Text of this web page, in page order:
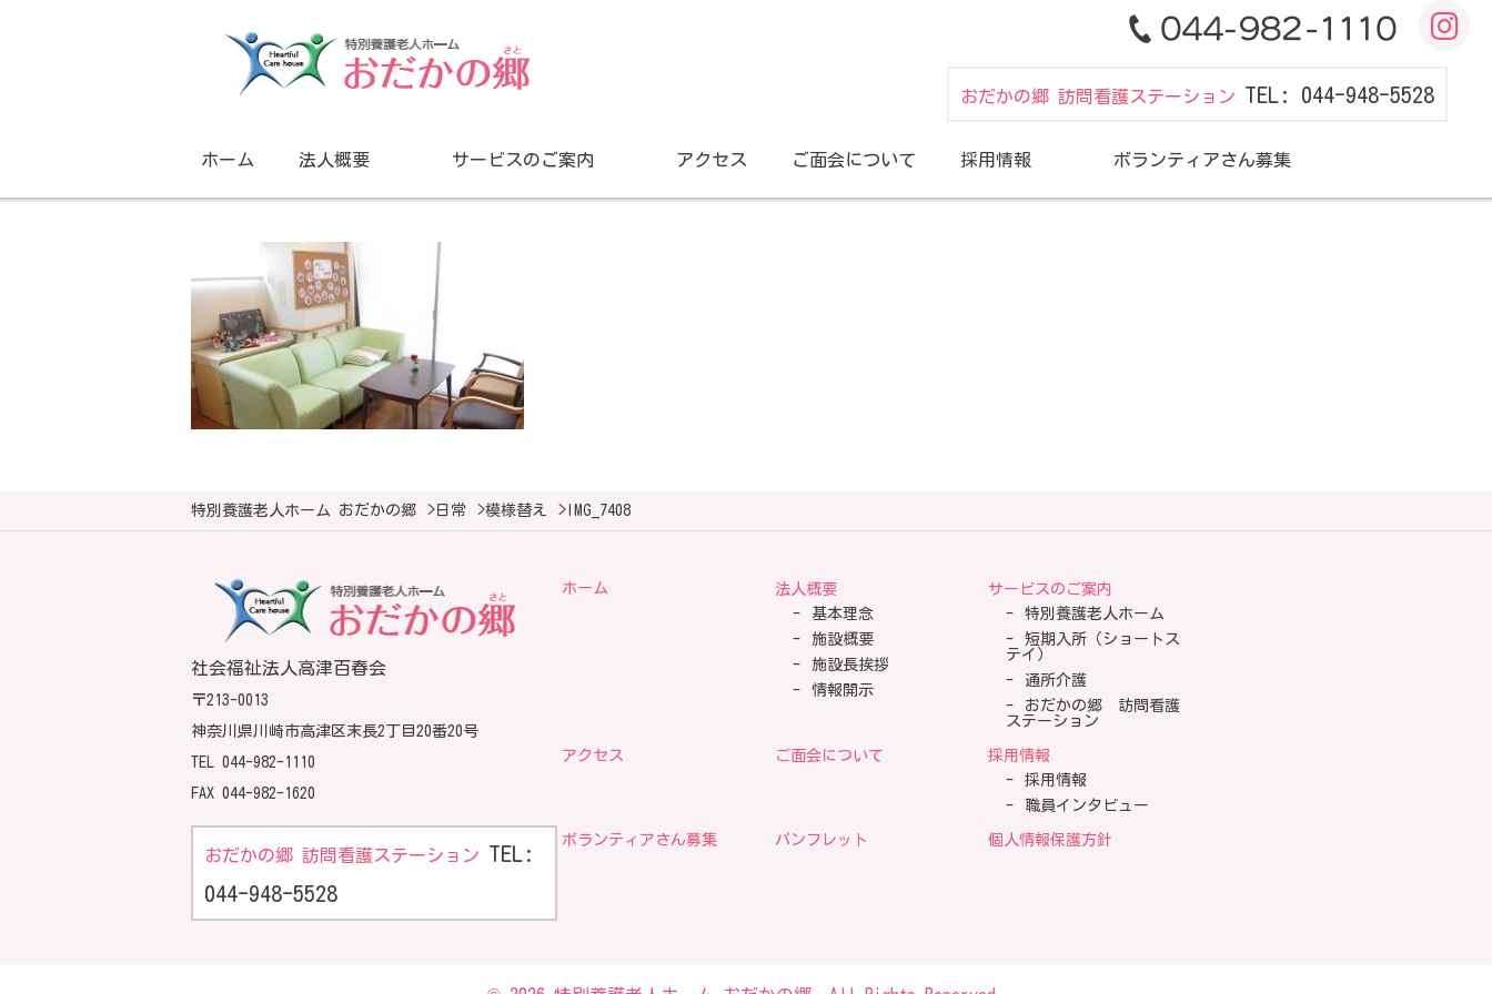
おだかの郷 訪問看護ステーション TEL: 044-948-5528
ホーム 法人概要 サービスのご案内 アクセス ご面会について 採用情報 ボランティアさん募集
特別養護老人ホーム おだかの郷 > 日常 >模様替え > IMG_7408
社会福祉法人高津百春会
〒213-0013
神奈川県川崎市高津区末長2丁目20番20号
TEL 044-982-1110
FAX 044-982-1620
おだかの郷 訪問看護ステーション TEL:
044-948-5528
ホーム
法人概要
基本理念
施設概要
施設長挨拶
情報開示
サービスのご案内
特別養護老人ホーム
短期入所（ショートス
テイ）
通所介護
おだかの郷 訪問看護
ステーション
アクセス ご面会について
採用情報
採用情報
職員インタビュー
ボランティアさん募集 パンフレット 個人情報保護方針